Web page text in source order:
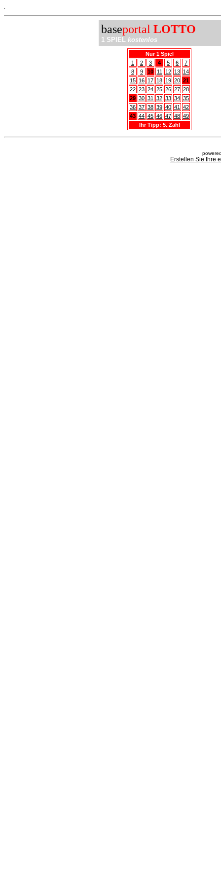
baseportal LOTTO
1 SPIEL kostenlos
Nur 1 Spiel
1
2 3 4 5 6
7
8
9 10 11 12 13 14
15 16 17 18 19 20 21
22 23 24 25 26 27 28
29 30 31 32 33 34 35
36 37 38 39 40 41
42
43 44 45 46 47 48 49
Ihr Tipp: 5. Zahl
Erstellen Sie Ihre